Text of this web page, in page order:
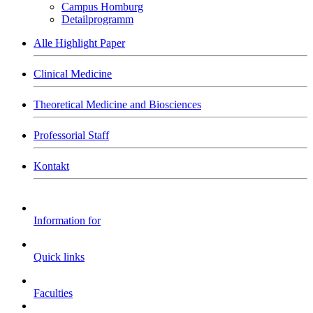
Campus Homburg
Detailprogramm
Alle Highlight Paper
Clinical Medicine
Theoretical Medicine and Biosciences
Professorial Staff
Kontakt
Information for
Quick links
Faculties